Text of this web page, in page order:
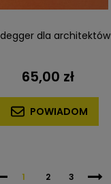
dla architektów
65,00 zł
POWIADOM
1 2 3